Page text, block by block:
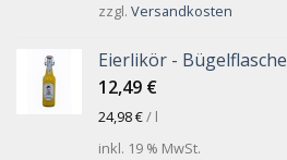
zzgl. Versandkosten
Eierlikör - Bügelflasche
12,49 €
24,98€/ l
inkl. 19 % MwSt.